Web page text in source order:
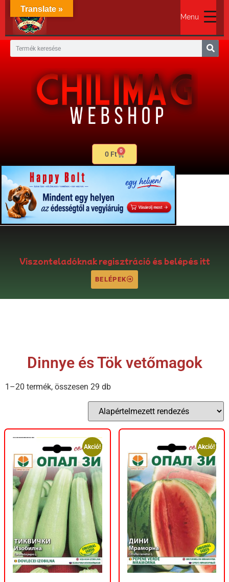
Menu
0 Ft 0
Viszonteladóknak regisztráció és belépés itt
BELÉPEK
Dinnye és Tök vetőmagok
1–20 termék, összesen 29 db
Akció! Akció!
Translate »